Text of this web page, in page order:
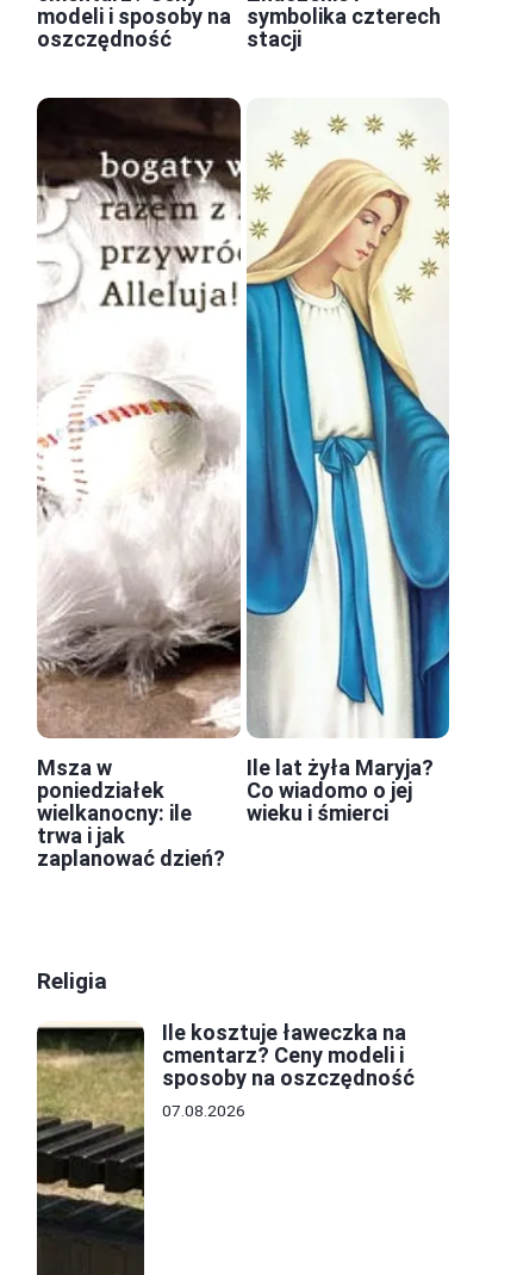
modeli i sposoby na
oszczędność
symbolika czterech
stacji
Msza w
poniedziałek
wielkanocny: ile
trwa i jak
zaplanować dzień?
Ile lat żyła Maryja?
Co wiadomo o jej
wieku i śmierci
Religia
Ile kosztuje ławeczka na
cmentarz? Ceny modeli i
sposoby na oszczędność
07.08.2026